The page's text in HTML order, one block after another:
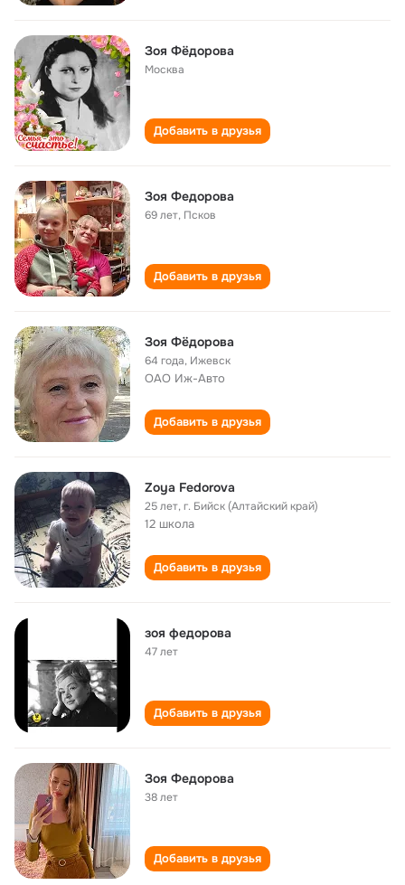
Зоя Фёдорова
Москва
Добавить в друзья
Зоя Федорова
69 лет, Псков
Добавить в друзья
Зоя Фёдорова
64 года, Ижевск
ОАО Иж-Авто
Добавить в друзья
Zoya Fedorova
25 лет,г. Бийск (Алтайский край)
12 школа
Добавить в друзья
зоя федорова
47 лет
Добавить в друзья
Зоя Федорова
38 лет
Добавить в друзья